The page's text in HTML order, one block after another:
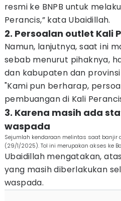
resmi ke BNPB untuk
Perancis,” kata Ubaidillah.
2. Persoalan outlet Kali
Namun, lanjutnya, saat ini
sebab menurut pihaknya,
dan kabupaten dan
"Kami pun berharap,
pembuangan di Kali
3. Karena masih ada
waspada
Sejumlah kendaraan melintas saat banjir
(29/1/2025). Tol ini merupakan akses ke
Ubaidillah mengatakan,
yang masih diberlakukan
waspada.